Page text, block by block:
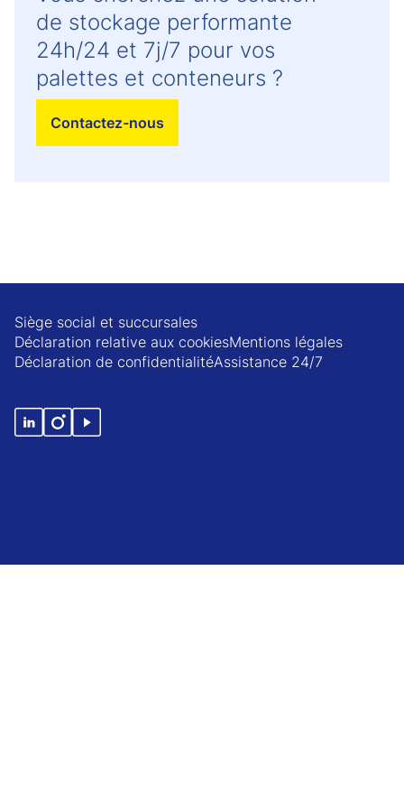
de stockage performante
24h/24 et 7j/7 pour vos
palettes et conteneurs ?
Contactez-nous
Siège social et succursales
Déclaration relative aux cookiesMentions légales
Déclaration de confidentialitéAssistance 24/7